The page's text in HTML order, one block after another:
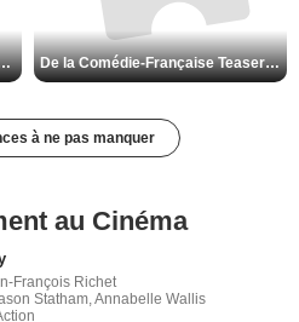
Bande-annonce VF De la Comédie-Française Teaser VF
à ne pas manquer
au Cinéma
François Richet
Statham, Annabelle Wallis